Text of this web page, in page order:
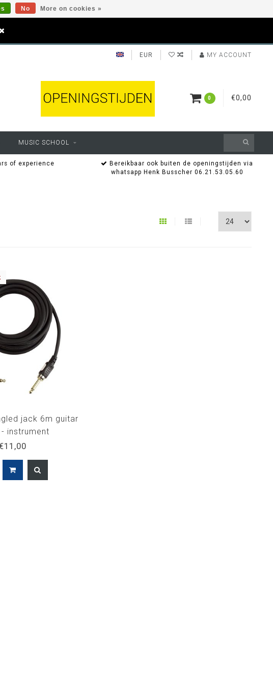
EUR MY ACCOUNT
0 €0,00
MUSIC SCHOOL
of experience
Bereikbaar ook buiten de openingstijden via
whatsapp Henk Busscher 06.21.53.05.60
jack 6m guitar
instrument
No More on cookies »